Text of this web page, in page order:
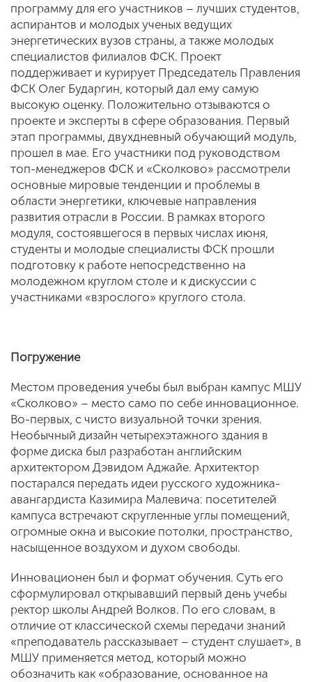
программу для его участников – лучших студентов,
аспирантов и молодых ученых ведущих
энергетических вузов страны, а также молодых
специалистов филиалов ФСК. Проект
поддерживает и курирует Председатель Правления
ФСК Олег Бударгин, который дал ему самую
высокую оценку. Положительно отзываются о
проекте и эксперты в сфере образования. Первый
этап программы, двухдневный обучающий модуль,
прошел в мае. Его участники под руководством
топ-менеджеров ФСК и «Сколково» рассмотрели
основные мировые тенденции и проблемы в
области энергетики, ключевые направления
развития отрасли в России. В рамках второго
модуля, состоявшегося в первых числах июня,
студенты и молодые специалисты ФСК прошли
подготовку к работе непосредственно на
молодежном круглом столе и к дискуссии с
участниками «взрослого» круглого стола.
Погружение
Местом проведения учебы был выбран кампус МШУ
«Сколково» – место само по себе инновационное.
Во-первых, с чисто визуальной точки зрения.
Необычный дизайн четырехэтажного здания в
форме диска был разработан английским
архитектором Дэвидом Аджайе. Архитектор
постарался передать идеи русского художника-
авангардиста Казимира Малевича: посетителей
кампуса встречают скругленные углы помещений,
огромные окна и высокие потолки, пространство,
насыщенное воздухом и духом свободы.
Инновационен был и формат обучения. Суть его
сформулировал открывавший первый день учебы
ректор школы Андрей Волков. По его словам, в
отличие от классической схемы передачи знаний
«преподаватель рассказывает – студент слушает», в
МШУ применяется метод, который можно
обозначить как «образование, основанное на